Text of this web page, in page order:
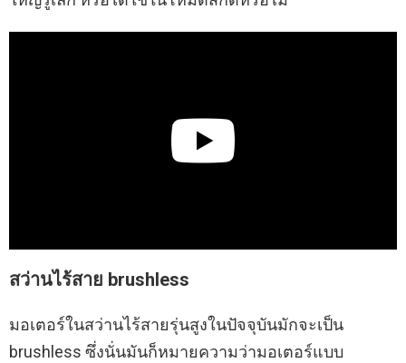
สว่านไร้สาย brushless
มอเตอร์ในสว่านไร้สายรุ่นสูงในปัจจุบันมักจะเป็น
brushless ซึ่งนั่นมันก็หมายความว่ามอเตอร์แบบ